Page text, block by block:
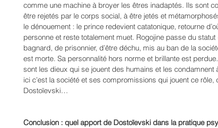
comme une machine à broyer les êtres inadaptés. Ils sont
être rejetés par le corps social, à être jetés et
le dénouement : le prince redevient catatonique, retourne
personne et reste totalement muet. Rogojine passe du
bagnard, de prisonnier, d’être déchu, mis au ban de la
est morte. Sa personnalité hors norme et brillante est
sont les dieux qui se jouent des humains et les
ici c’est la société et ses compromissions qui jouent ce
Dostoïevski…
Conclusion : quel apport de Dostoïevski dans la pratique